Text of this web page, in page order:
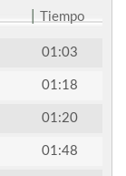
Tiempo
01:03
01:18
01:20
01:48